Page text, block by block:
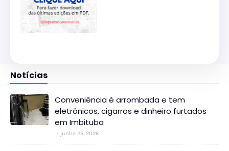
Notícias
Conveniência é arrombada e tem
eletrônicos, cigarros e dinheiro furtados
em Imbituba
junho 25, 2026